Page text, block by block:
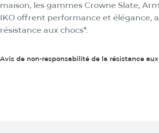
maison, les gammes Crowne Slate,
IKO offrent performance et élégance,
résistance aux chocs*.
Avis de non-responsabilité de la résistance